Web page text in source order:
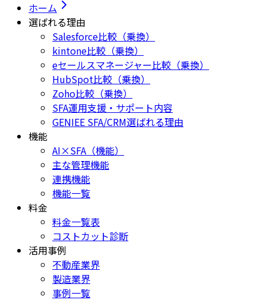
ホーム
選ばれる理由
Salesforce比較（乗換）
kintone比較（乗換）
eセールスマネージャー比較（乗換）
HubSpot比較（乗換）
Zoho比較（乗換）
SFA運用支援・サポート内容
GENIEE SFA/CRM選ばれる理由
機能
AI×SFA（機能）
主な管理機能
連携機能
機能一覧
料金
料金一覧表
コストカット診断
活用事例
不動産業界
製造業界
事例一覧